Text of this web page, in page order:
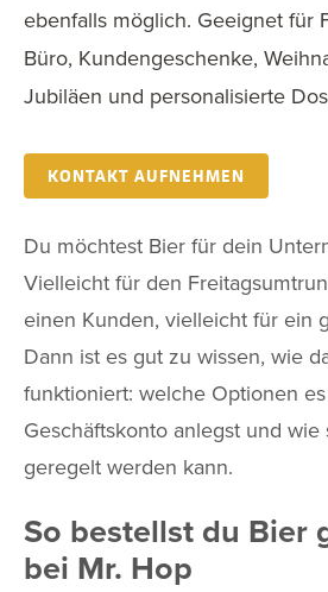
ebenfalls möglich. Geeignet für
Büro, Kundengeschenke,
Jubiläen und personalisierte
KONTAKT AUFNEHMEN
Du möchtest Bier für dein
Vielleicht für den
einen Kunden, vielleicht für ein
Dann ist es gut zu wissen, wie
funktioniert: welche Optionen
Geschäftskonto anlegst und wie
geregelt werden kann.
So bestellst du Bier
bei Mr. Hop